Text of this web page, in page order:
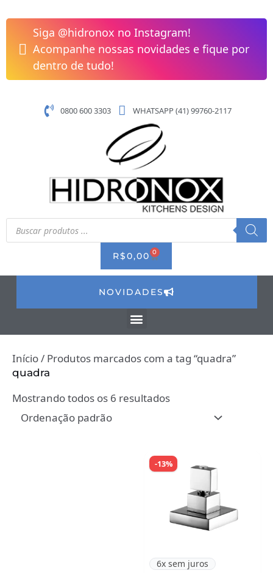
para
conteúdo
Siga @hidronox no Instagram!
Acompanhe nossas novidades e fique por
dentro de tudo!
0800 600 3303 WHATSAPP (41) 99760-2117
Pesquisar
produtos
R$0,00 0 CART
NOVIDADES
Início/ Produtos marcados com a tag “quadra”
quadra
Mostrando todos os 6 resultados
-13%
6x sem juros